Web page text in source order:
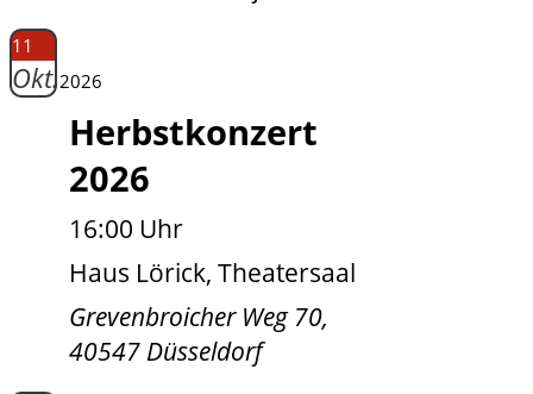
11
Okt.2026
Herbstkonzert
2026
16:00 Uhr
Haus Lörick, Theatersaal
Grevenbroicher Weg 70,
40547 Düsseldorf